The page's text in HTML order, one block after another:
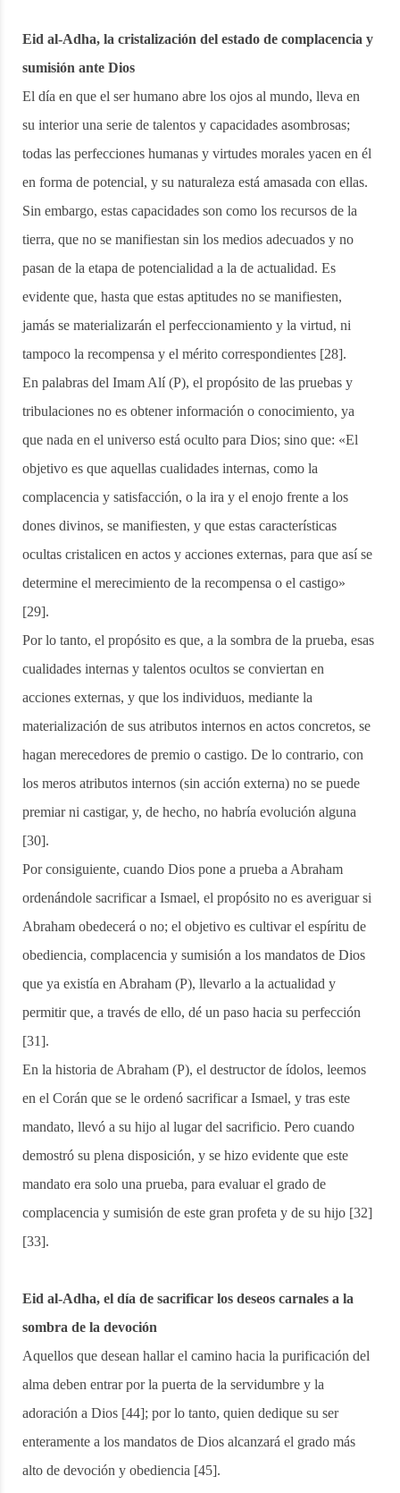
Eid al-Adha, la cristalización del estado de complacencia y
sumisión ante Dios
El día en que el ser humano abre los ojos al mundo, lleva en
su interior una serie de talentos y capacidades asombrosas;
todas las perfecciones humanas y virtudes morales yacen en él
en forma de potencial, y su naturaleza está amasada con ellas.
Sin embargo, estas capacidades son como los recursos de la
tierra, que no se manifiestan sin los medios adecuados y no
pasan de la etapa de potencialidad a la de actualidad. Es
evidente que, hasta que estas aptitudes no se manifiesten,
jamás se materializarán el perfeccionamiento y la virtud, ni
tampoco la recompensa y el mérito correspondientes [28].
En palabras del Imam Alí (P), el propósito de las pruebas y
tribulaciones no es obtener información o conocimiento, ya
que nada en el universo está oculto para Dios; sino que: «El
objetivo es que aquellas cualidades internas, como la
complacencia y satisfacción, o la ira y el enojo frente a los
dones divinos, se manifiesten, y que estas características
ocultas cristalicen en actos y acciones externas, para que así se
determine el merecimiento de la recompensa o el castigo»
[29].
Por lo tanto, el propósito es que, a la sombra de la prueba, esas
cualidades internas y talentos ocultos se conviertan en
acciones externas, y que los individuos, mediante la
materialización de sus atributos internos en actos concretos, se
hagan merecedores de premio o castigo. De lo contrario, con
los meros atributos internos (sin acción externa) no se puede
premiar ni castigar, y, de hecho, no habría evolución alguna
[30].
Por consiguiente, cuando Dios pone a prueba a Abraham
ordenándole sacrificar a Ismael, el propósito no es averiguar si
Abraham obedecerá o no; el objetivo es cultivar el espíritu de
obediencia, complacencia y sumisión a los mandatos de Dios
que ya existía en Abraham (P), llevarlo a la actualidad y
permitir que, a través de ello, dé un paso hacia su perfección
[31].
En la historia de Abraham (P), el destructor de ídolos, leemos
en el Corán que se le ordenó sacrificar a Ismael, y tras este
mandato, llevó a su hijo al lugar del sacrificio. Pero cuando
demostró su plena disposición, y se hizo evidente que este
mandato era solo una prueba, para evaluar el grado de
complacencia y sumisión de este gran profeta y de su hijo [32]
[33].
Eid al-Adha, el día de sacrificar los deseos carnales a la
sombra de la devoción
Aquellos que desean hallar el camino hacia la purificación del
alma deben entrar por la puerta de la servidumbre y la
adoración a Dios [44]; por lo tanto, quien dedique su ser
enteramente a los mandatos de Dios alcanzará el grado más
alto de devoción y obediencia [45].